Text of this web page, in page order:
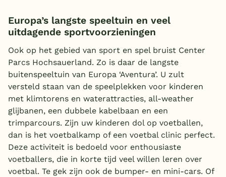
Europa’s langste speeltuin en veel
uitdagende sportvoorzieningen
Ook op het gebied van sport en spel bruist Center
Parcs Hochsauerland. Zo is daar de langste
buitenspeeltuin van Europa ‘Aventura’. U zult
versteld staan van de speelplekken voor kinderen
met klimtorens en waterattracties, all-weather
glijbanen, een dubbele kabelbaan en een
trimparcours. Zijn uw kinderen dol op voetballen,
dan is het voetbalkamp of een voetbal clinic perfect.
Deze activiteit is bedoeld voor enthousiaste
voetballers, die in korte tijd veel willen leren over
voetbal. Te gek zijn ook de bumper- en mini-cars. Of